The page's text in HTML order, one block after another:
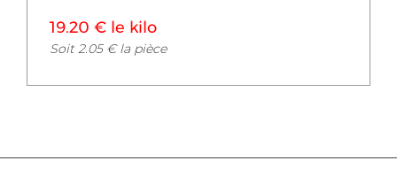
19.20 € le kilo
Soit 2.05 € la pièce